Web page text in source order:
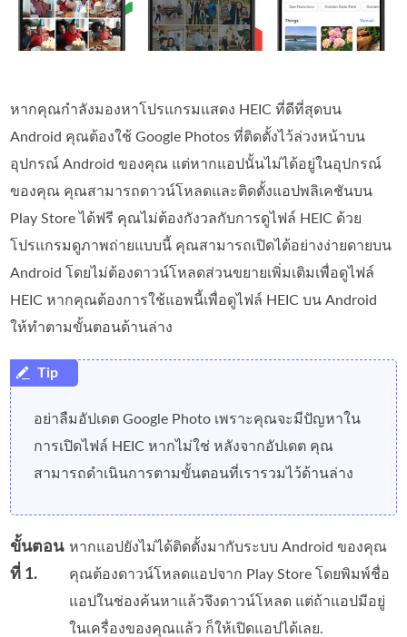
หากคุณกำลังมองหาโปรแกรมแสดง HEIC ที่ดีที่สุดบน
Android คุณต้องใช้ Google Photos ที่ติดตั้งไว้ล่วงหน้าบน
อุปกรณ์ Android ของคุณ แต่หากแอปนั้นไม่ได้อยู่ในอุปกรณ์
ของคุณ คุณสามารถดาวน์โหลดและติดตั้งแอปพลิเคชันบน
Play Store ได้ฟรี คุณไม่ต้องกังวลกับการดูไฟล์ HEIC ด้วย
โปรแกรมดูภาพถ่ายแบบนี้ คุณสามารถเปิดได้อย่างง่ายดายบน
Android โดยไม่ต้องดาวน์โหลดส่วนขยายเพิ่มเติมเพื่อดูไฟล์
HEIC หากคุณต้องการใช้แอพนี้เพื่อดูไฟล์ HEIC บน Android
ให้ทำตามขั้นตอนด้านล่าง
อย่าลืมอัปเดต Google Photo เพราะคุณจะมีปัญหาใน
การเปิดไฟล์ HEIC หากไม่ใช่ หลังจากอัปเดต คุณ
สามารถดำเนินการตามขั้นตอนที่เรารวมไว้ด้านล่าง
ขั้นตอน
ที่ 1.
หากแอปยังไม่ได้ติดตั้งมากับระบบ Android ของคุณ
คุณต้องดาวน์โหลดแอปจาก Play Store โดยพิมพ์ชื่อ
แอปในช่องค้นหาแล้วจึงดาวน์โหลด แต่ถ้าแอปมีอยู่
ในเครื่องของคุณแล้ว ก็ให้เปิดแอปได้เลย.